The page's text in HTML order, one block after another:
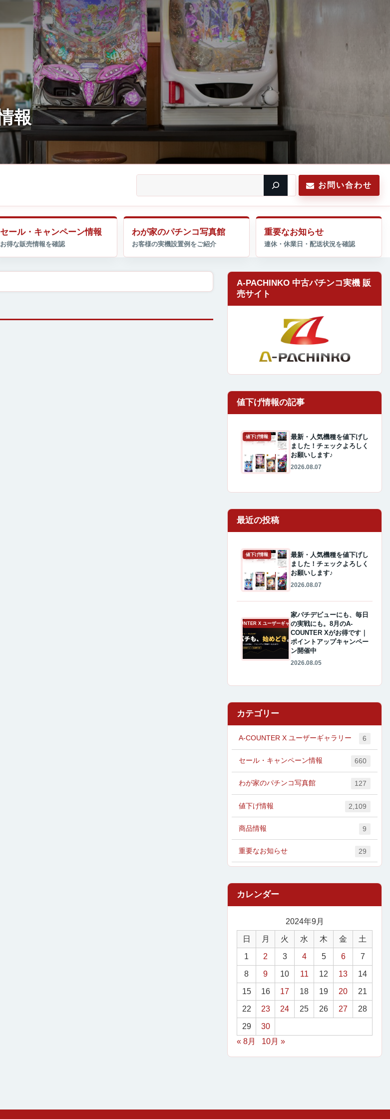
お問い合わせ
セール・キャンペーン情報 わが家のパチンコ写真館 重要なお知らせ
A-PACHINKO 中古パチンコ実機 販
売サイト
値下げ情報
最新・人気機種を値下げし
ました！チェックよろしく
お願いします♪
2026.08.07
最近の投稿
値下げ情報
最新・人気機種を値下げし
ました！チェックよろしく
お願いします♪
2026.08.07
A-COUNTER X ユーザーギャラリー
家パチデビューにも、毎日
の実戦にも。8月のA-
COUNTER Xがお得です｜
ポイントアップキャンペー
ン開催中
2026.08.05
カテゴリー
A-COUNTER X ユーザーギャラリー 6
セール・キャンペーン情報 660
わが家のパチンコ写真館 127
値下げ情報 2,109
商品情報 9
重要なお知らせ 29
2024年9月
日 月 火 水 木 金 土
1 2 3 4 5 6 7
8 9 10 11 12 13 14
15 16 17 18 19 20 21
22 23 24 25 26 27 28
29
30
« 8月
10月 »